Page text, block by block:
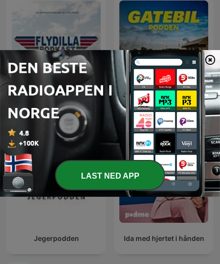
Flydilla GATEBILPODDEN
Jegerpodden Ida med hjertet i hånden
LAST NED APP